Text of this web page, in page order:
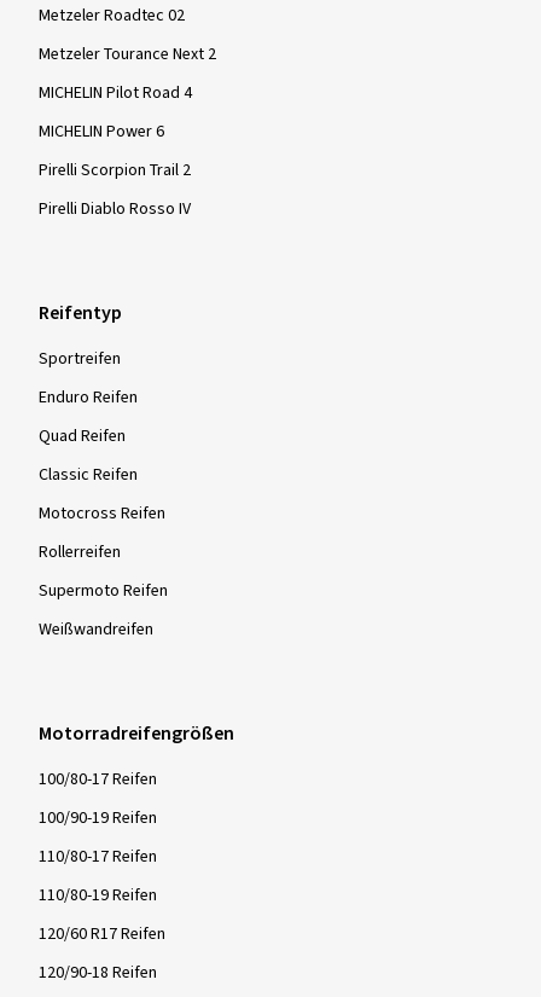
Metzeler Roadtec 02
Metzeler Tourance Next 2
MICHELIN Pilot Road 4
MICHELIN Power 6
Pirelli Scorpion Trail 2
Pirelli Diablo Rosso IV
Reifentyp
Sportreifen
Enduro Reifen
Quad Reifen
Classic Reifen
Motocross Reifen
Rollerreifen
Supermoto Reifen
Weißwandreifen
Motorradreifengrößen
100/80-17 Reifen
100/90-19 Reifen
110/80-17 Reifen
110/80-19 Reifen
120/60 R17 Reifen
120/90-18 Reifen